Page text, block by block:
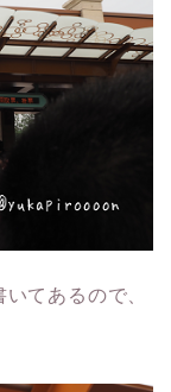
てあるので、